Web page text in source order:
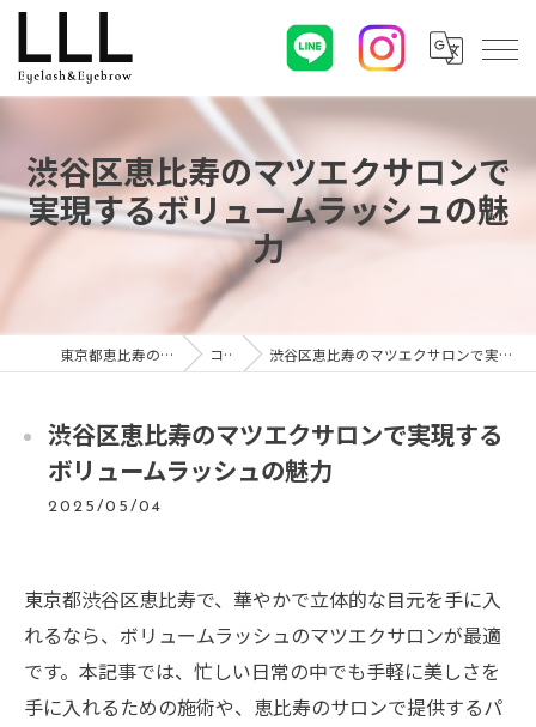
渋谷区恵比寿のマツエクサロンで
実現するボリュームラッシュの魅
力
東京都恵比寿のマツエクならLLL コラム 渋谷区恵比寿のマツエクサロンで実現するボリュームラッシュの魅力
渋谷区恵比寿のマツエクサロンで実現する
ボリュームラッシュの魅力
2025/05/04
東京都渋谷区恵比寿で、華やかで立体的な目元を手に入
れるなら、ボリュームラッシュのマツエクサロンが最適
です。本記事では、忙しい日常の中でも手軽に美しさを
手に入れるための施術や、恵比寿のサロンで提供するパ